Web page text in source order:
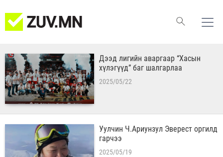
Дээд лигийн аваргаар “Хасын
хүлэгүүд” баг шалгарлаа
2025/05/22
Уулчин Ч.Ариунзул Эверест оргилд
гарчээ
2025/05/19